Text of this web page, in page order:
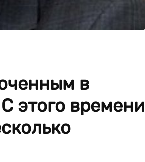
в
этого времени